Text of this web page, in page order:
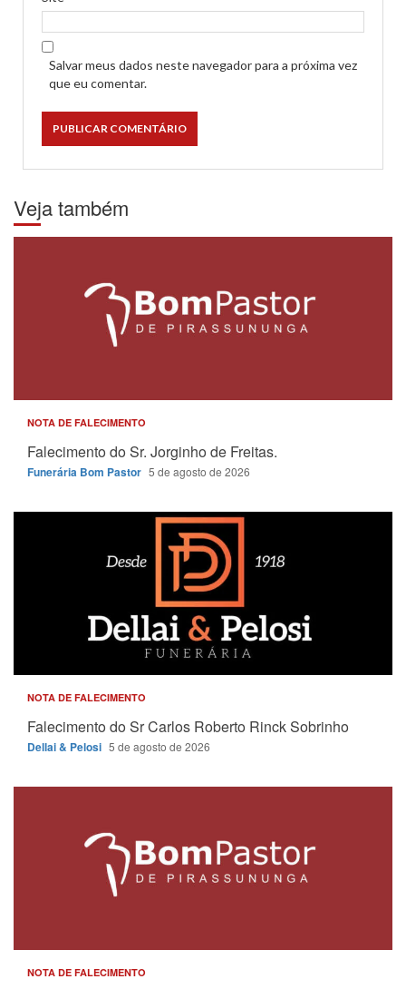
Salvar meus dados neste navegador para a próxima vez
que eu comentar.
Veja também
NOTA DE FALECIMENTO
Falecimento do Sr. Jorginho de Freitas.
Funerária Bom Pastor 5 de agosto de 2026
NOTA DE FALECIMENTO
Falecimento do Sr Carlos Roberto Rinck Sobrinho
Dellai & Pelosi 5 de agosto de 2026
NOTA DE FALECIMENTO